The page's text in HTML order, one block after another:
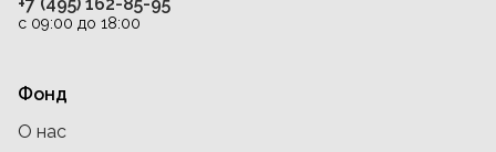
с 09:00 до 18:00
Фонд
О нас